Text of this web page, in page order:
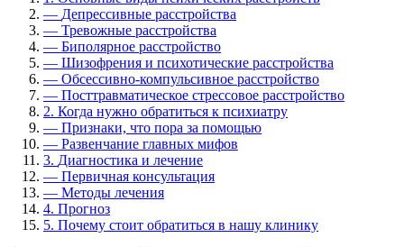
— Депрессивные расстройства
— Тревожные расстройства
— Биполярное расстройство
— Шизофрения и психотические расстройства
— Обсессивно-компульсивное расстройство
— Посттравматическое стрессовое расстройство
2. Когда нужно обратиться к психиатру
— Признаки, что пора за помощью
— Развенчание главных мифов
3. Диагностика и лечение
— Первичная консультация
— Методы лечения
4. Прогноз
5. Почему стоит обратиться в нашу клинику